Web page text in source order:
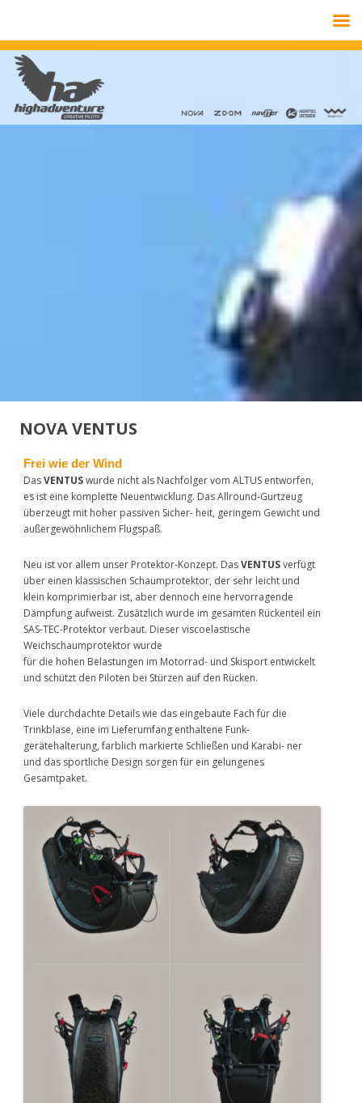
NOVA VENTUS
Frei wie der Wind
DasVENTUSwurde nicht als Nachfolger vom ALTUS entworfen,
es ist eine komplette Neuentwicklung. Das Allround-Gurtzeug
überzeugt mit hoher passiven Sicher- heit, geringem Gewicht und
außergewöhnlichem Flugspaß.
Neu ist vor allem unser Protektor-Konzept. DasVENTUSverfügt
über einen klassischen Schaumprotektor, der sehr leicht und
klein komprimierbar ist, aber dennoch eine hervorragende
Dämpfung aufweist. Zusätzlich wurde im gesamten Rückenteil ein
SAS-TEC-Protektor verbaut. Dieser viscoelastische
Weichschaumprotektor wurde
für die hohen Belastungen im Motorrad- und Skisport entwickelt
und schützt den Piloten bei Stürzen auf den Rücken.
Viele durchdachte Details wie das eingebaute Fach für die
Trinkblase, eine im Lieferumfang enthaltene Funk-
gerätehalterung, farblich markierte Schließen und Karabi- ner
und das sportliche Design sorgen für ein gelungenes
Gesamtpaket.